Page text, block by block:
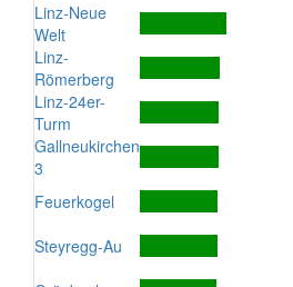
Linz-Neue
Welt
Linz-
Römerberg
Linz-24er-
Turm
Gallneukirchen
3
Feuerkogel
Steyregg-Au